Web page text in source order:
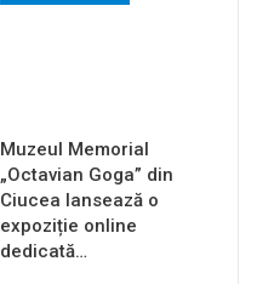
Muzeul Memorial
„Octavian Goga” din
Ciucea lansează o
expoziție online
dedicată…